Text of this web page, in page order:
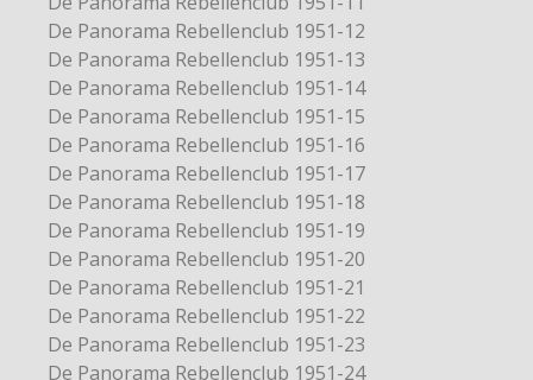
De Panorama Rebellenclub 1951-12
De Panorama Rebellenclub 1951-13
De Panorama Rebellenclub 1951-14
De Panorama Rebellenclub 1951-15
De Panorama Rebellenclub 1951-16
De Panorama Rebellenclub 1951-17
De Panorama Rebellenclub 1951-18
De Panorama Rebellenclub 1951-19
De Panorama Rebellenclub 1951-20
De Panorama Rebellenclub 1951-21
De Panorama Rebellenclub 1951-22
De Panorama Rebellenclub 1951-23
De Panorama Rebellenclub 1951-24